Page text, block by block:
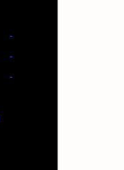
-
-
-